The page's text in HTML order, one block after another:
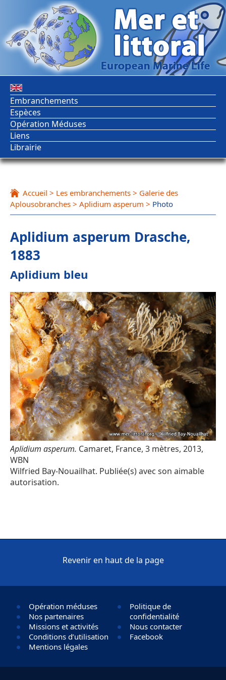
Embranchements
Espèces
Opération Méduses
Liens
Librairie
Accueil > Les embranchements > Galerie des
Aplousobranches > Aplidium asperum > Photo
Aplidium asperum Drasche,
1883
Aplidium bleu
Aplidium asperum. Camaret, France, 3 mètres, 2013,
WBN
Wilfried Bay-Nouailhat. Publiée(s) avec son aimable
autorisation.
Revenir en haut de la page
Opération méduses
Nos partenaires
Missions et activités
Conditions d’utilisation
Mentions légales
Politique de
confidentialité
Nous contacter
Facebook